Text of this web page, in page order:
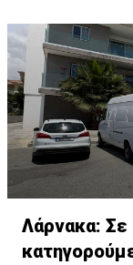
και στους 30
Λάρνακα: Σε